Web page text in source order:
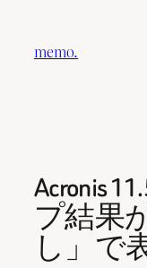
memo.
Acronis
プ結果
し」で